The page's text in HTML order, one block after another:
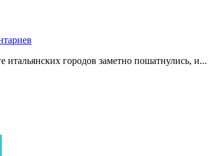
городов заметно пошатнулись, и...